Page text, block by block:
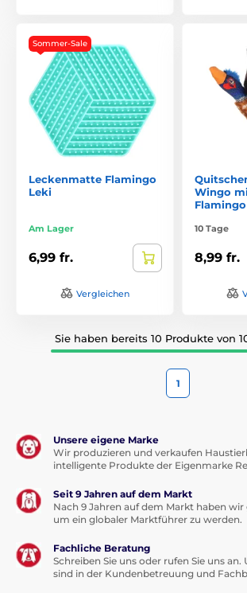
Sommer-Sale
Leckenmatte Flamingo
Leki
Am Lager
6,99 fr.
Vergleichen
Wingo
Flamingo
10 Tage
8,99 fr.
Sie haben bereits 10 Produkte von
1
Unsere eigene Marke
Wir produzieren und verkaufen
intelligente Produkte der Eigenmarke
Seit 9 Jahren auf dem Markt
Nach 9 Jahren auf dem Markt haben
um ein globaler Marktführer zu werden.
Fachliche Beratung
Schreiben Sie uns oder rufen Sie uns
sind in der Kundenbetreuung und